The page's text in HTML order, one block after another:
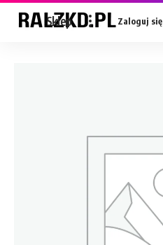
Sklep Zaloguj się